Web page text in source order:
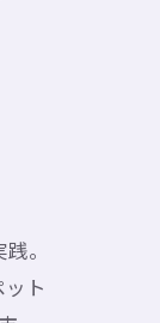
。
ト